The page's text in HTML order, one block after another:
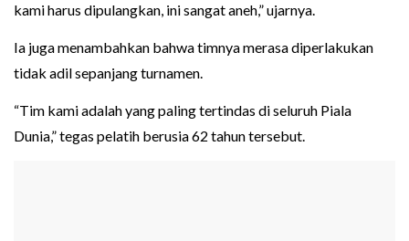
kami harus dipulangkan, ini sangat aneh,” ujarnya.
Ia juga menambahkan bahwa timnya merasa diperlakukan
tidak adil sepanjang turnamen.
“Tim kami adalah yang paling tertindas di seluruh Piala
Dunia,” tegas pelatih berusia 62 tahun tersebut.